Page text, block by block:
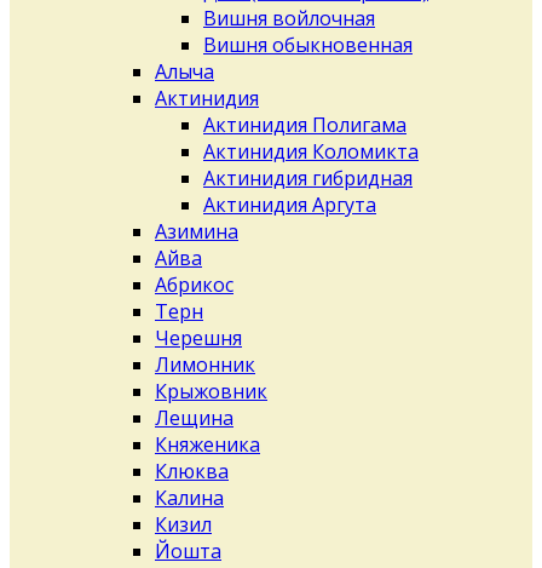
Вишня войлочная
Вишня обыкновенная
Алыча
Актинидия
Актинидия Полигама
Актинидия Коломикта
Актинидия гибридная
Актинидия Аргута
Азимина
Айва
Абрикос
Терн
Черешня
Лимонник
Крыжовник
Лещина
Княженика
Клюква
Калина
Кизил
Йошта